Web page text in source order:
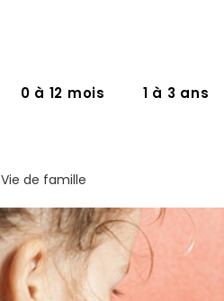
0 à 12 mois 1 à 3 ans
Vie de famille